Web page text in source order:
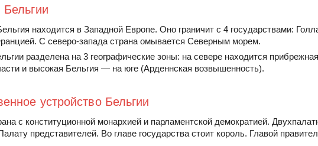
находится в Западной Европе. Оно граничит с 4 государствами:
С северо-запада страна омывается Северным морем.
разделена на 3 географические зоны: на севере находится
и высокая Бельгия — на юге (Арденнская возвышенность).
устройство Бельгии
с конституционной монархией и парламентской демократией.
представителей. Во главе государства стоит король. Главой